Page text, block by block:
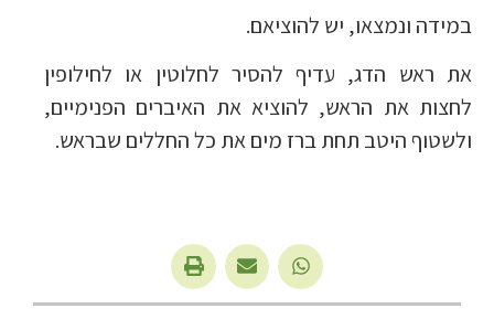
במידה ונמצאו, יש להוציאם.
את ראש הדג, עדיף להסיר לחלוטין או לחילופין
לחצות את הראש, להוציא את האיברים הפנימיים,
ולשטוף היטב תחת ברז מים את כל החללים שבראש.